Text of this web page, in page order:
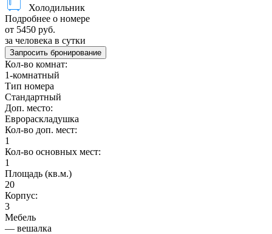
Холодильник
Подробнее о номере
от 5450 руб.
за человека в сутки
Запросить бронирование
Кол-во комнат:
1-комнатный
Тип номера
Стандартный
Доп. место:
Еврораскладушка
Кол-во доп. мест:
1
Кол-во основных мест:
1
Площадь (кв.м.)
20
Корпус:
3
Мебель
— вешалка